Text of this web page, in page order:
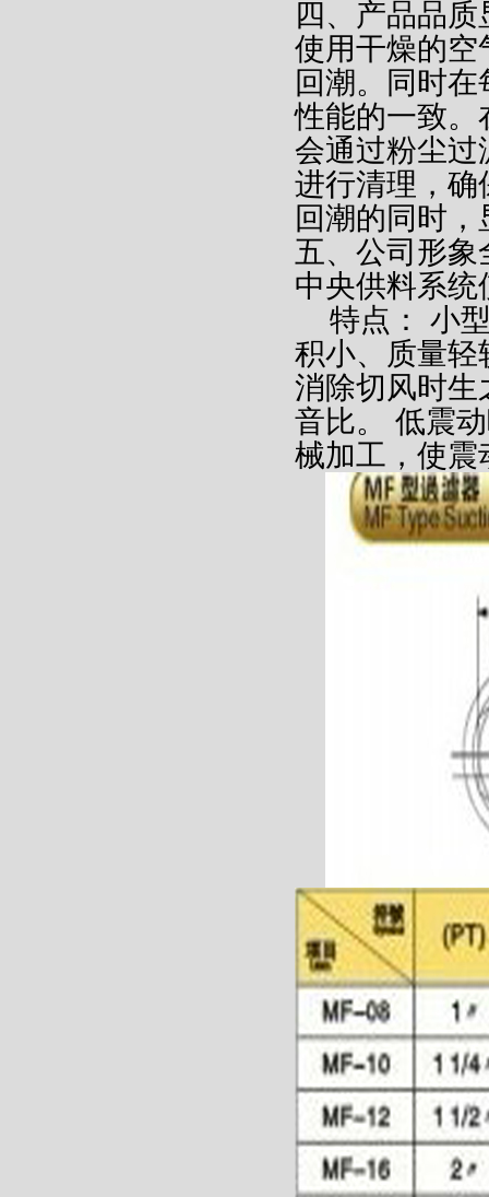
四、产品品质
使用干燥的空
回潮。同时
性能的一致。
会通过粉尘过
进行清理，确
回潮的同时
五、公司形象
中央供料系
特点：
小
积小、质量轻
消除切风时生
音比。
低震
械加工，使震